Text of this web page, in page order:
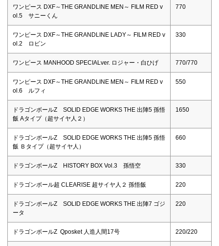
ワンピース DXF～THE GRANDLINE MEN～ FILM RED v
ol.5 サニーくん
770
ワンピース DXF～THE GRANDLINE LADY～ FILM RED v
ol.2 ロビン
330
ワンピース MANHOOD SPECIALver. ロジャー・白ひげ 770/770
ワンピース DXF～THE GRANDLINE MEN～ FILM RED v
ol.6 ルフィ
550
ドラゴンボールZ SOLID EDGE WORKS THE 出陣5 孫悟
飯 Aタイプ（超サイヤ人２）
1650
ドラゴンボールZ SOLID EDGE WORKS THE 出陣5 孫悟
飯 Ｂタイプ（超サイヤ人）
660
ドラゴンボールZ HISTORY BOX Vol.3 孫悟空 330
ドラゴンボール超 CLEARISE 超サイヤ人２ 孫悟飯 220
ドラゴンボールZ SOLID EDGE WORKS THE 出陣7 ゴジ
ータ
220
ドラゴンボールZ Qposket 人造人間17号 220/220